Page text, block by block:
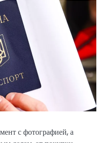
с фотографией, а